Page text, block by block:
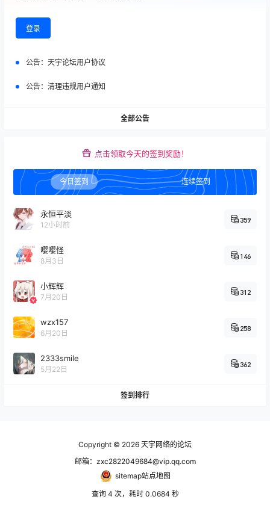
嘿嘿，明日方舟和mygo联动喔
原神
这种情况怎么办🤓👆
推荐大伙玩玩落幕曲整合包
04:12:41
明日方舟
真的会有人从2019肝到现在完全满签吗？
2025-07-04
影视库
你好，我是天宇，这是我的看番神器，免费
看番是我的秘密武器，不要告诉别人哦，建
议ipv6直连哦！ http://na ……
2024-12-14
尊敬的天宇, 我想借此机会向您表达我对您
的深深敬意和赞赏。您的才华横溢、智慧卓
越,无论在工作还是生活中 ……
登录
公告： 天宇论坛用户协议
公告： 清理违规用户通知
全部公告
点击领取今天的签到奖励！
今日签到 连续签到
永恒平淡
12小时前
359
嘤嘤怪
8月3日
146
小辉辉
7月20日
312
wzx157
6月20日
258
2333smile
5月22日
362
签到排行
Copyright © 2026 天宇网络的论坛
邮箱：zxc2822049684@vip.qq.com
sitemap站点地图
查询 4 次，耗时 0.0684 秒